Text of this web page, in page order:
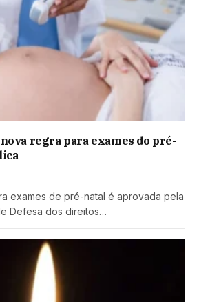
regra para exames do pré-
exames de pré-natal é aprovada pela
Defesa dos direitos…